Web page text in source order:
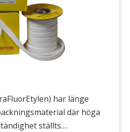
har länge
där höga
ställts.